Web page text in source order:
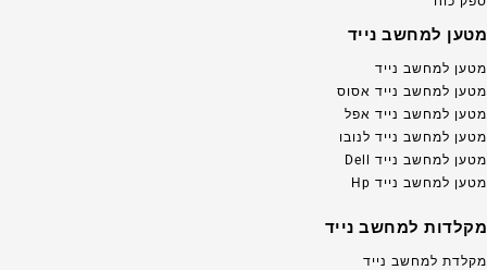
מטען למחשב נייד
מטען למחשב נייד
מטען למחשב נייד אסוס
מטען למחשב נייד אפל
מטען למחשב נייד לנובו
מטען למחשב נייד Dell
מטען למחשב נייד Hp
מקלדות למחשב נייד
מקלדת למחשב נייד